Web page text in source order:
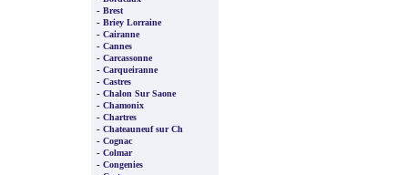
- Brest
- Briey Lorraine
- Cairanne
- Cannes
- Carcassonne
- Carqueiranne
- Castres
- Chalon Sur Saone
- Chamonix
- Chartres
- Chateauneuf sur Ch
- Cognac
- Colmar
- Congenies